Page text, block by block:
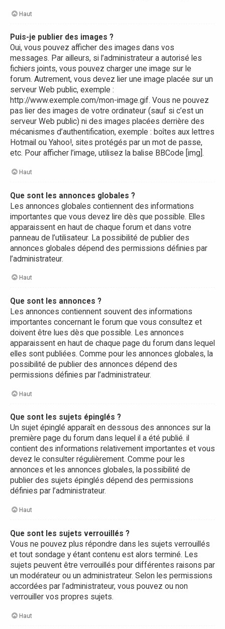
Haut
Puis-je publier des images ?
Oui, vous pouvez afficher des images dans vos
messages. Par ailleurs, si l’administrateur a autorisé les
fichiers joints, vous pouvez charger une image sur le
forum. Autrement, vous devez lier une image placée sur un
serveur Web public, exemple :
http://www.exemple.com/mon-image.gif. Vous ne pouvez
pas lier des images de votre ordinateur (sauf si c’est un
serveur Web public) ni des images placées derrière des
mécanismes d’authentification, exemple : boîtes aux lettres
Hotmail ou Yahoo!, sites protégés par un mot de passe,
etc. Pour afficher l’image, utilisez la balise BBCode [img].
Haut
Que sont les annonces globales ?
Les annonces globales contiennent des informations
importantes que vous devez lire dès que possible. Elles
apparaissent en haut de chaque forum et dans votre
panneau de l’utilisateur. La possibilité de publier des
annonces globales dépend des permissions définies par
l’administrateur.
Haut
Que sont les annonces ?
Les annonces contiennent souvent des informations
importantes concernant le forum que vous consultez et
doivent être lues dès que possible. Les annonces
apparaissent en haut de chaque page du forum dans lequel
elles sont publiées. Comme pour les annonces globales, la
possibilité de publier des annonces dépend des
permissions définies par l’administrateur.
Haut
Que sont les sujets épinglés ?
Un sujet épinglé apparaît en dessous des annonces sur la
première page du forum dans lequel il a été publié. il
contient des informations relativement importantes et vous
devez le consulter régulièrement. Comme pour les
annonces et les annonces globales, la possibilité de
publier des sujets épinglés dépend des permissions
définies par l’administrateur.
Haut
Que sont les sujets verrouillés ?
Vous ne pouvez plus répondre dans les sujets verrouillés
et tout sondage y étant contenu est alors terminé. Les
sujets peuvent être verrouillés pour différentes raisons par
un modérateur ou un administrateur. Selon les permissions
accordées par l’administrateur, vous pouvez ou non
verrouiller vos propres sujets.
Haut